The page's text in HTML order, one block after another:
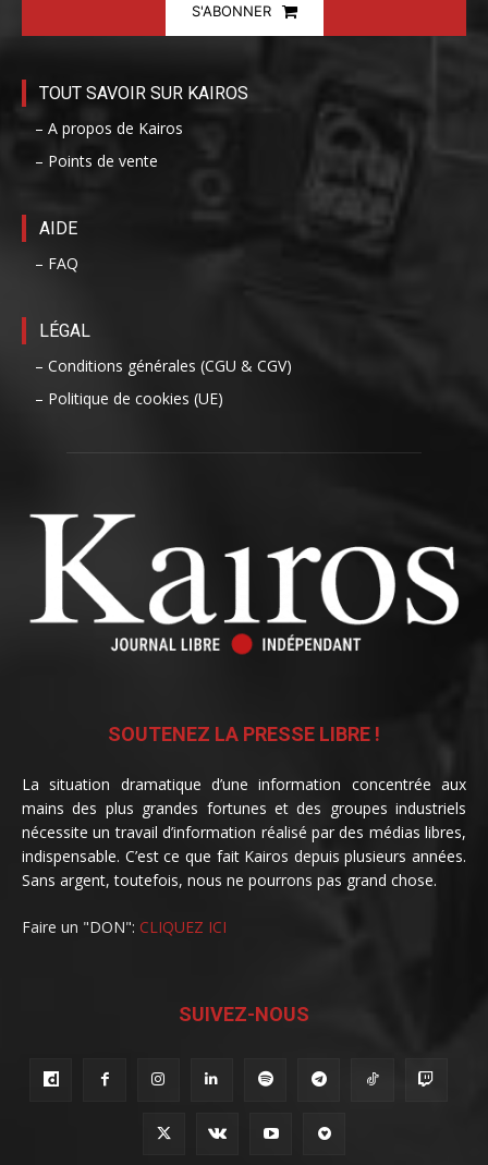
S'ABONNER
TOUT SAVOIR SUR KAIROS
– A propos de Kairos
– Points de vente
AIDE
– FAQ
LÉGAL
– Conditions générales (CGU & CGV)
– Politique de cookies (UE)
SOUTENEZ LA PRESSE LIBRE !
La situation dramatique d’une information concentrée aux
mains des plus grandes fortunes et des groupes industriels
nécessite un travail d’information réalisé par des médias libres,
indispensable. C’est ce que fait Kairos depuis plusieurs années.
Sans argent, toutefois, nous ne pourrons pas grand chose.
Faire un "DON": CLIQUEZ ICI
SUIVEZ-NOUS